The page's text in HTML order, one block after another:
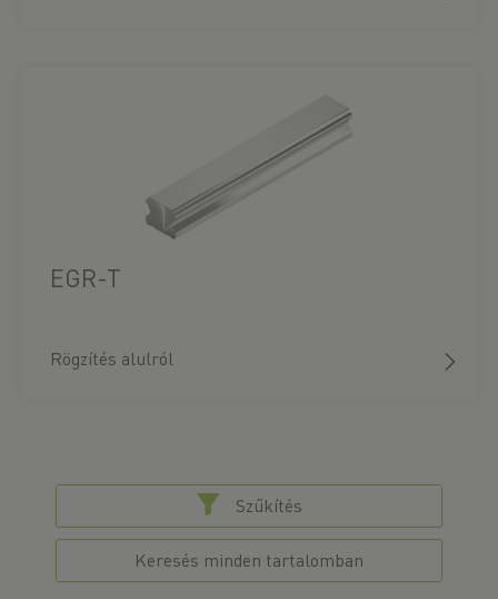
EGR-T
Rögzítés alulról
Szűkítés
Keresés minden tartalomban